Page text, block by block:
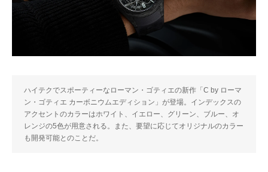
ハイテクでスポーティーなローマン・ゴティエの新作「C by ローマ
ン・ゴティエ カーボニウムエディション」が登場。インデックスの
アクセントのカラーはホワイト、イエロー、グリーン、ブルー、オ
レンジの5色が用意される。また、要望に応じてオリジナルのカラー
も開発可能とのことだ。